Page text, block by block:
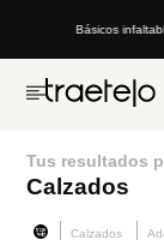
Básicos
Tus resultados
Calzados
Calzados